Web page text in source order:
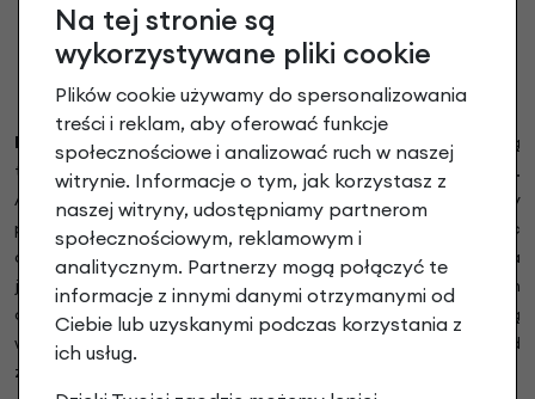
Przedni amortyzator Gazelle ErgoTecz płynną regulacją
twardości ustawianą osobno dla lewego i prawego golenia.
Aby wyregulować twardość amortyzatora wystarczy
przekręcić pokrętło w jedną ze stron. Amortyzator Ergotec
oparty jest na systemie sprężyn i elastomerów dla zachowania
jak najdłuższej żywotności. Skok amortyzatora to ok 30 mm
co w warunkach miejskich jest w zupełności wystarczającą
wartością. Śruby regulacji zostały elegancko ukryte pod
zaślepkami.
Na tej stronie są
wykorzystywane pliki cookie
Plików cookie używamy do spersonalizowania
treści i reklam, aby oferować funkcje
społecznościowe i analizować ruch w naszej
witrynie. Informacje o tym, jak korzystasz z
naszej witryny, udostępniamy partnerom
społecznościowym, reklamowym i
analitycznym. Partnerzy mogą połączyć te
informacje z innymi danymi otrzymanymi od
Ciebie lub uzyskanymi podczas korzystania z
ich usług.